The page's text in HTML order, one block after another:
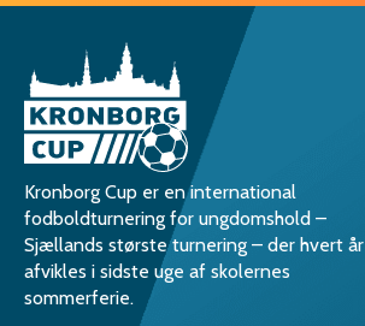
Kronborg Cup er en international
fodboldturnering for ungdomshold –
Sjællands største turnering – der hvert år
afvikles i sidste uge af skolernes
sommerferie.